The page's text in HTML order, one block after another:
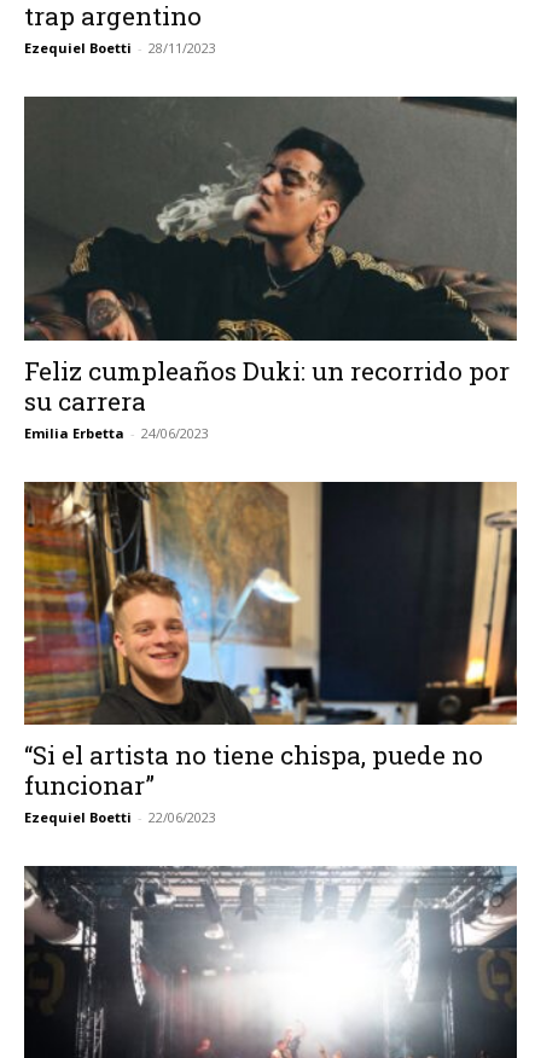
trap argentino
Ezequiel Boetti - 28/11/2023
Feliz cumpleaños Duki: un recorrido por
su carrera
Emilia Erbetta - 24/06/2023
“Si el artista no tiene chispa, puede no
funcionar”
Ezequiel Boetti - 22/06/2023